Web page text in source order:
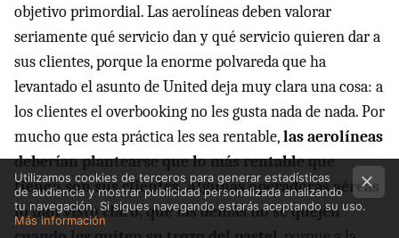
objetivo primordial. Las aerolíneas deben valorar
seriamente qué servicio dan y qué servicio quieren dar a
sus clientes, porque la enorme polvareda que ha
levantado el asunto de United deja muy clara una cosa: a
los clientes el overbooking no les gusta nada de nada. Por
mucho que esta práctica les sea rentable,las aerolíneas
deberían plantearse que lo más rentable que
tienen son sus clientes. Algunas operadoras aéreas
lo han visto claro, que las demás no se quejen
Utilizamos cookies de terceros para generar estadísticas
de audiencia y mostrar publicidad personalizada analizando
tu navegación. Si sigues navegando estarás aceptando su uso.
Más información